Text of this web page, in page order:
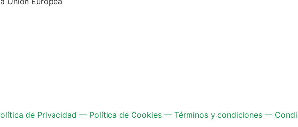
de Privacidad — Política de Cookies — Términos y condiciones —